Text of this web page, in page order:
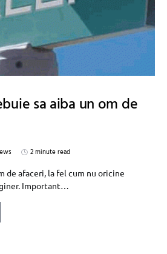
sa aiba un om de
2 minute read
de afaceri, la fel cum nu oricine
Important…